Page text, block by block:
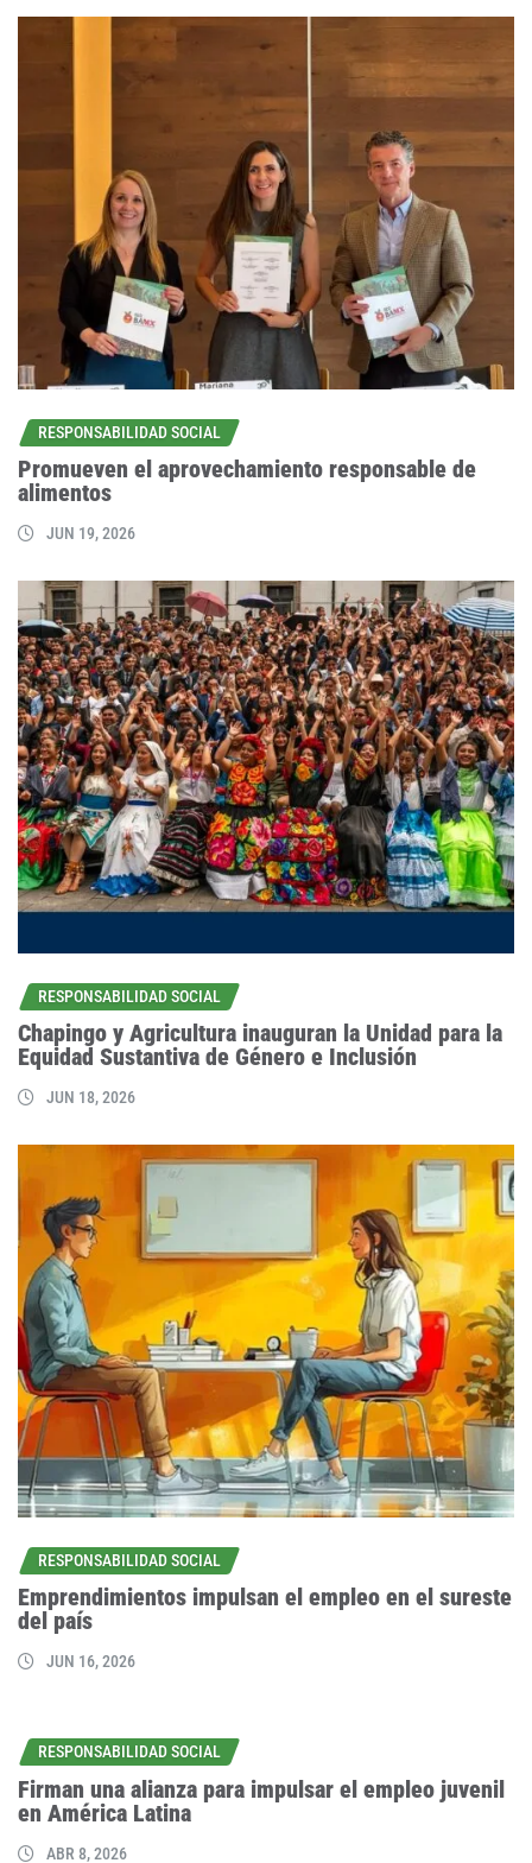
RESPONSABILIDAD SOCIAL
Promueven el aprovechamiento responsable de
alimentos
JUN 19, 2026
RESPONSABILIDAD SOCIAL
Chapingo y Agricultura inauguran la Unidad para la
Equidad Sustantiva de Género e Inclusión
JUN 18, 2026
RESPONSABILIDAD SOCIAL
Emprendimientos impulsan el empleo en el sureste
del país
JUN 16, 2026
RESPONSABILIDAD SOCIAL
Firman una alianza para impulsar el empleo juvenil
en América Latina
ABR 8, 2026